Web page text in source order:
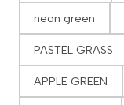
neon green
PASTEL GRASS
APPLE GREEN